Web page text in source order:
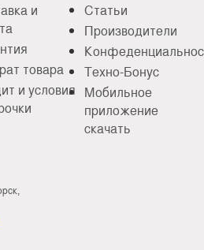
и
товара
и условия
Статьи
Производители
Техно-Бонус
Мобильное
приложение
скачать